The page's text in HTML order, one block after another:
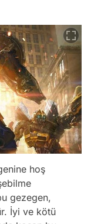
hoş
gezegen,
İyi ve kötü